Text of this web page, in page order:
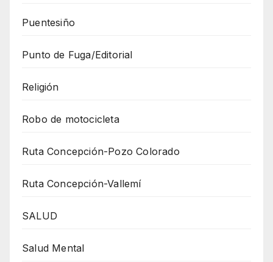
Puentesiño
Punto de Fuga/Editorial
Religión
Robo de motocicleta
Ruta Concepción-Pozo Colorado
Ruta Concepción-Vallemí
SALUD
Salud Mental